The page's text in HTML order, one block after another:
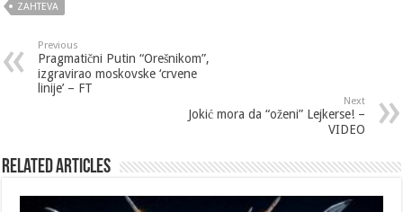
ZAHTEVA
Previous
Pragmatični Putin “Orešnikom”,
izgravirao moskovske ‘crvene
linije’ – FT
Next
Jokić mora da “oženi” Lejkerse! –
VIDEO
Related Articles